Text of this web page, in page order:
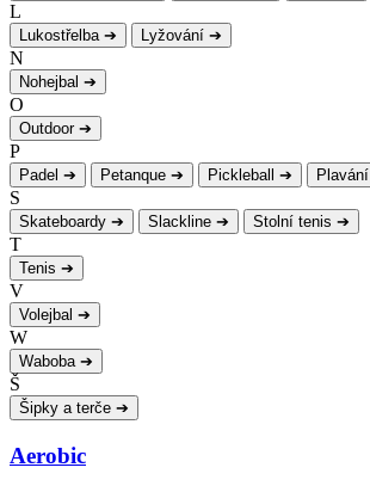
L
Lukostřelba ➔ Lyžování ➔
N
Nohejbal ➔
O
Outdoor ➔
P
Padel ➔ Petanque ➔ Pickleball ➔ Plavání
S
Skateboardy ➔ Slackline ➔ Stolní tenis ➔
T
Tenis ➔
V
Volejbal ➔
W
Waboba ➔
Š
Šipky a terče ➔
Aerobic